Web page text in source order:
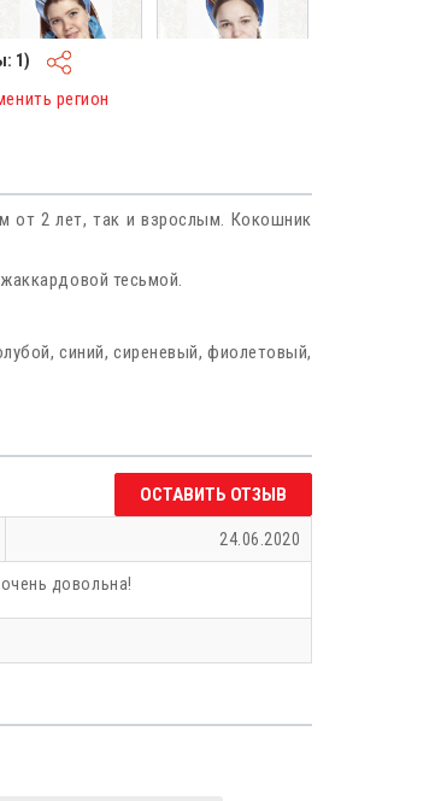
голубой
фиолетовый
1)
регион
от 2 лет, так и взрослым. Кокошник
тесьмой.
синий, сиреневый, фиолетовый,
ОСТАВИТЬ ОТЗЫВ
24.06.2020
довольна!